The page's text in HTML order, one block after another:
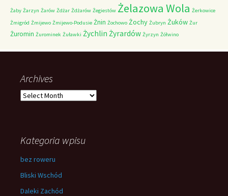
Żaby Żarzyn Żarów Żdżar Żdżarów Żegiestów Żelazowa Wola Żerkowice
Żmigród Żmijewo Żmijewo-Podusie Żnin Żochowo Żochy Żubryn Żuków Żur
Żuromin Żurominek Żuławki Żychlin Żyrardów Żyrzyn Żółwino
Archives
Archives
Kategoria wpisu
bez roweru
Bliski Wschód
Daleki Zachód